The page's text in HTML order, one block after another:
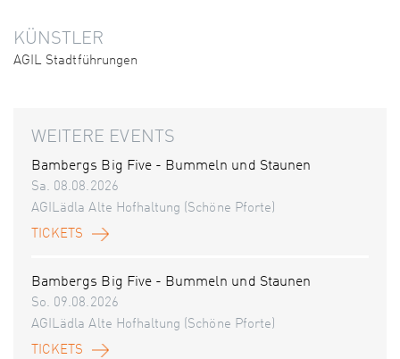
KÜNSTLER
AGIL Stadtführungen
WEITERE EVENTS
Bambergs Big Five - Bummeln und Staunen
Sa. 08.08.2026
AGILädla Alte Hofhaltung (Schöne Pforte)
TICKETS
Bambergs Big Five - Bummeln und Staunen
So. 09.08.2026
AGILädla Alte Hofhaltung (Schöne Pforte)
TICKETS